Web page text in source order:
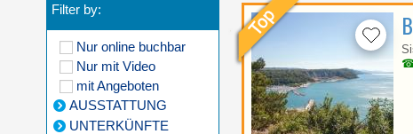
Filter by:
Nur online buchbar
Nur mit Video
mit Angeboten
AUSSTATTUNG
UNTERKÜNFTE